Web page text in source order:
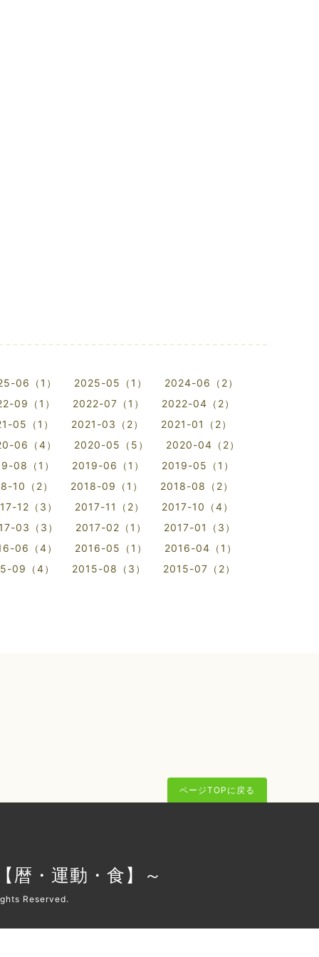
06（1） 2025-05（1）
2024-06（2）
09（1） 2022-07（1）
2022-04（2）
05（1） 2021-03（2）
2021-01（2）
06（4） 2020-05（5）
2020-04（2）
08（1） 2019-06（1）
2019-05（1）
10（2） 2018-09（1）
2018-08（2）
12（3） 2017-11（2）
2017-10（4）
03（3） 2017-02（1）
2017-01（3）
06（4） 2016-05（1）
2016-04（1）
09（4） 2015-08（3）
2015-07（2）
ページTOPに戻る
・運動・食】～
Reserved.